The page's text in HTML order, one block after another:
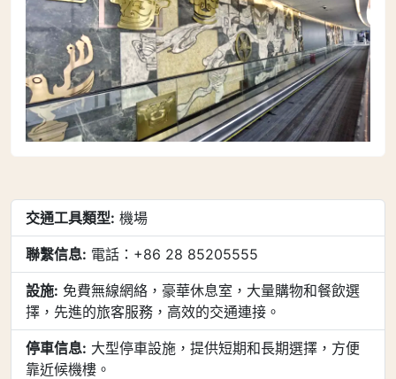
交通工具類型: 機場
聯繫信息: 電話：+86 28 85205555
設施: 免費無線網絡，豪華休息室，大量購物和餐飲選
擇，先進的旅客服務，高效的交通連接。
停車信息: 大型停車設施，提供短期和長期選擇，方便
靠近候機樓。